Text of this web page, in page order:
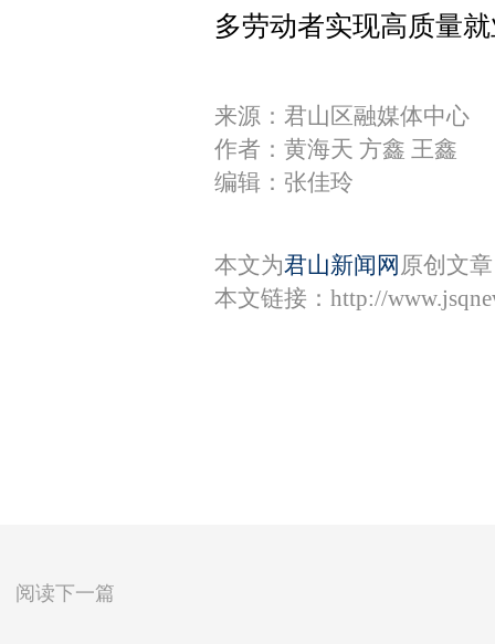
多劳动者实现高质量
来源：君山区融媒体中心
作者：黄海天 方鑫 王鑫
编辑：张佳玲
本文为君山新闻网 原创文
本文链接： http://
阅读下一篇